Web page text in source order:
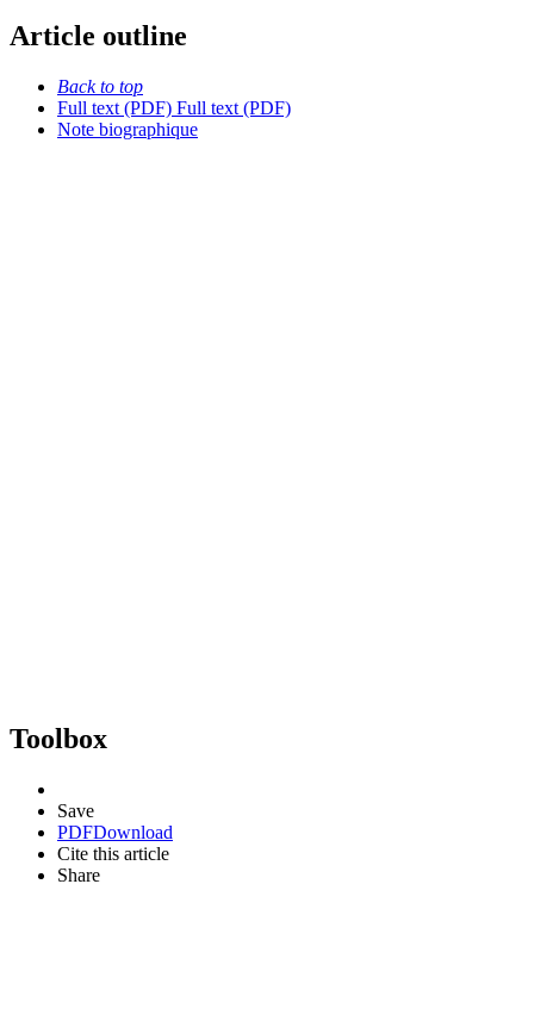
Article outline
Back to top
Full text (PDF) Full text (PDF)
Note biographique
Toolbox
Save
PDFDownload
Cite this article
Share